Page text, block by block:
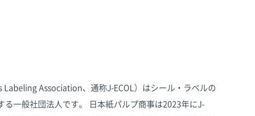
Association、通称J-ECOL）はシール・ラベルの
る一般社団法人です。 日本紙パルプ商事は2023年にJ-